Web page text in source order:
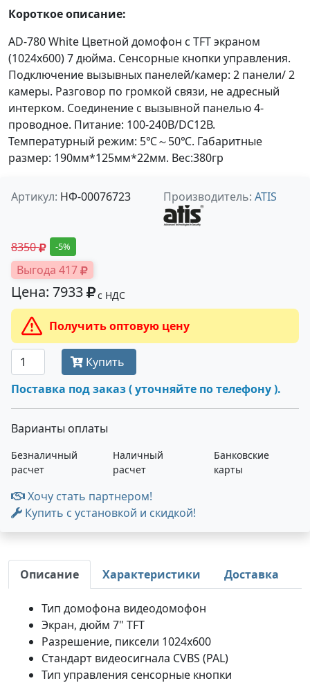
Короткое описание:
AD-780 White Цветной домофон с TFT экраном
(1024x600) 7 дюйма. Сенсорные кнопки управления.
Подключение вызывных панелей/камер: 2 панели/ 2
камеры. Разговор по громкой связи, не адресный
интерком. Соединение с вызывной панелью 4-
проводное. Питание: 100-240В/DC12В.
Температурный режим: 5℃～50℃. Габаритные
размер: 190мм*125мм*22мм. Вес:380гр
Артикул: НФ-00076723 Производитель: ATIS
8350 -5%
Выгода 417
Цена: 7933 с НДС
Получить оптовую цену
Купить
Поставка под заказ ( уточняйте по телефону ).
Варианты оплаты
Безналичный
расчет
Наличный
расчет
Банковские
карты
Хочу стать партнером!
Купить с установкой и скидкой!
Описание Характеристики Доставка
Тип домофона видеодомофон
Экран, дюйм 7" TFT
Разрешение, пиксели 1024х600
Стандарт видеосигнала CVBS (PAL)
Тип управления сенсорные кнопки